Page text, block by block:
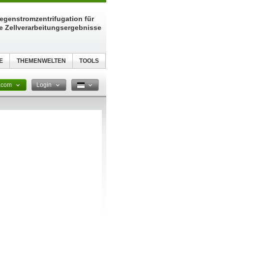
Login
für
Zellverarbeitungsergebnisse
THEMENWELTEN TOOLS